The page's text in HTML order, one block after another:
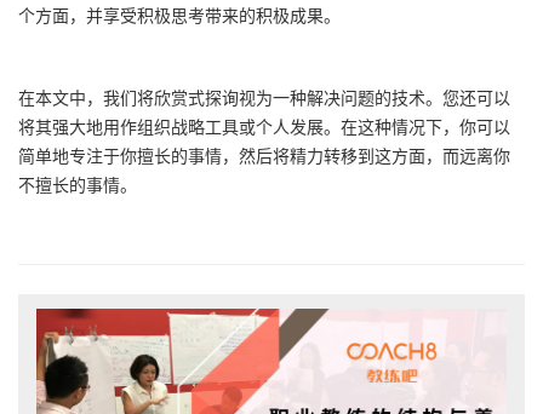
个方面，并享受积极思考带来的积极成果。
在本文中，我们将欣赏式探询视为一种解决问题的技术。您还可以
将其强大地用作组织战略工具或个人发展。在这种情况下，你可以
简单地专注于你擅长的事情，然后将精力转移到这方面，而远离你
不擅长的事情。